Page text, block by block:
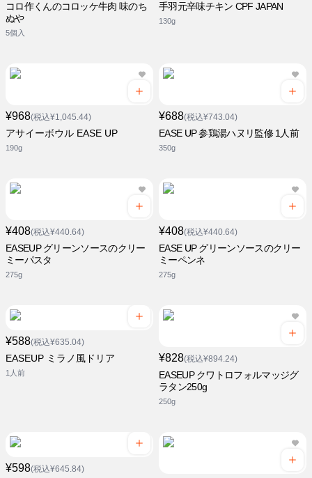
コロ作くんのコロッケ牛肉 味のち
ぬや
5個入
手羽元辛味チキン CPF JAPAN
130g
¥968(税込¥1,045.44)
アサイーボウル EASE UP
190g
¥688(税込¥743.04)
EASE UP 参鶏湯ハヌリ監修 1人前
350g
¥408(税込¥440.64)
EASEUP グリーンソースのクリー
ミーパスタ
275g
¥408(税込¥440.64)
EASE UP グリーンソースのクリー
ミーペンネ
275g
¥588(税込¥635.04)
EASEUP ミラノ風ドリア
1人前
¥828(税込¥894.24)
EASEUP クワトロフォルマッジグ
ラタン250g
250g
¥598(税込¥645.84)